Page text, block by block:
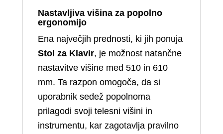
Nastavljiva višina za popolno
ergonomijo
Ena največjih prednosti, ki jih ponuja
Stol za Klavir, je možnost natančne
nastavitve višine med 510 in 610
mm. Ta razpon omogoča, da si
uporabnik sedež popolnoma
prilagodi svoji telesni višini in
instrumentu, kar zagotavlja pravilno